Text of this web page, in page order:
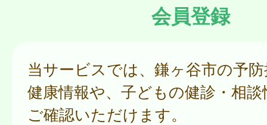
会員登録
当サービスでは、鎌ヶ谷市の予
健康情報や、子どもの健診・相
ご確認いただけます。